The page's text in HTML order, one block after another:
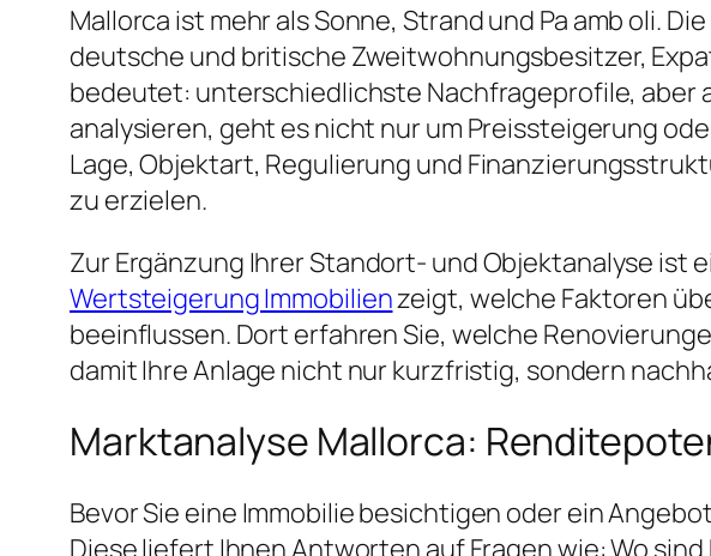
Mallorca ist mehr als Sonne, Strand und Pa amb oli.
deutsche und britische Zweitwohnungsbesitzer,
bedeutet: unterschiedlichste Nachfrageprofile, aber
analysieren, geht es nicht nur um Preissteigerung
Lage, Objektart, Regulierung und
zu erzielen.
Zur Ergänzung Ihrer Standort- und Objektanalyse ist
Wertsteigerung Immobilienzeigt, welche Faktoren
beeinflussen. Dort erfahren Sie, welche
damit Ihre Anlage nicht nur kurzfristig, sondern
Marktanalyse Mallorca:
Bevor Sie eine Immobilie besichtigen oder ein
Diese liefert Ihnen Antworten auf Fragen wie: Wo